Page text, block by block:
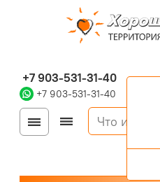
+7 903-531-31-40
+7 903-531-31-40